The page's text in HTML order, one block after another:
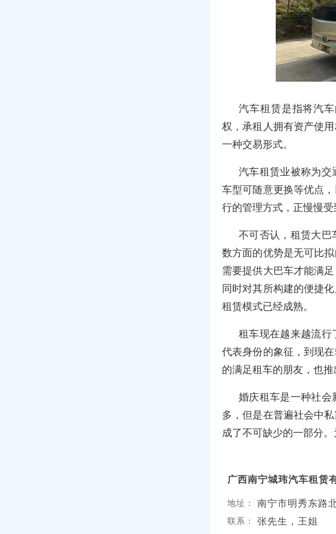
汽车租赁是指将汽
权，承租人拥有资产使
一种交易形式。
汽车租赁业被称为交
车型可随意更换等优点
行的管理方式，正慢慢受
不可否认，租赁大巴
数方面的优势是无可比
需要提供大巴车才能满
同时对其所构建的便捷
租赁模式已经成熟。
租车现在越来越流
代表身份的象征，到现
的满足租车的朋友，也推
婚庆租车是一种社
多，但是在普遍社会中
成了不可缺少的一部分
广西南宁城玮汽车租赁
地址： 南宁市明秀东路
联系： 张先生，王姐